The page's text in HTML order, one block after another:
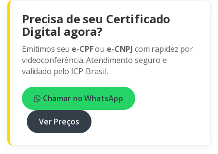
Precisa de seu Certificado
Digital agora?
Emitimos seu e-CPFou e-CNPJ com rapidez por
videoconferência. Atendimento seguro e
validado pelo ICP-Brasil.
Chamar no WhatsApp
Ver Preços